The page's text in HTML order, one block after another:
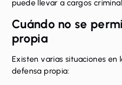
puede llevar a cargos
Cuándo no se
propia
Existen varias situaciones en
defensa propia: